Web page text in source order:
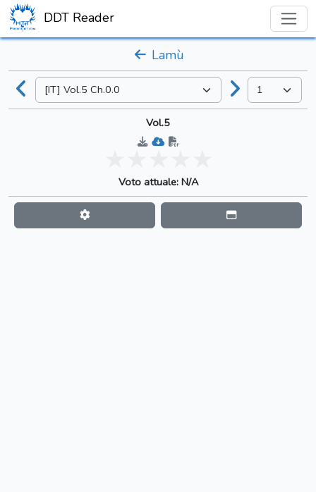
DDT Reader
Lamù
Vol.5
Voto attuale: N/A